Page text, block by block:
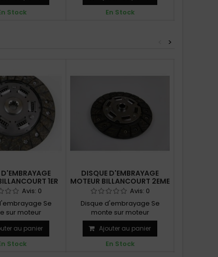
Stock
page du site.
En Stock
>
1ER
Avis: 0
Se
sur moteur
1er modèle
se...
au panier
Stock
DISQUE D'EMBRAYAGE
MOTEUR BILLANCOURT 2EME
MODÈLEAvis: 0
Disque d'embrayage Se
monte sur moteur
BILLANCOURT 2ème modèle et
certaines...
Ajouter au panier
En Stock